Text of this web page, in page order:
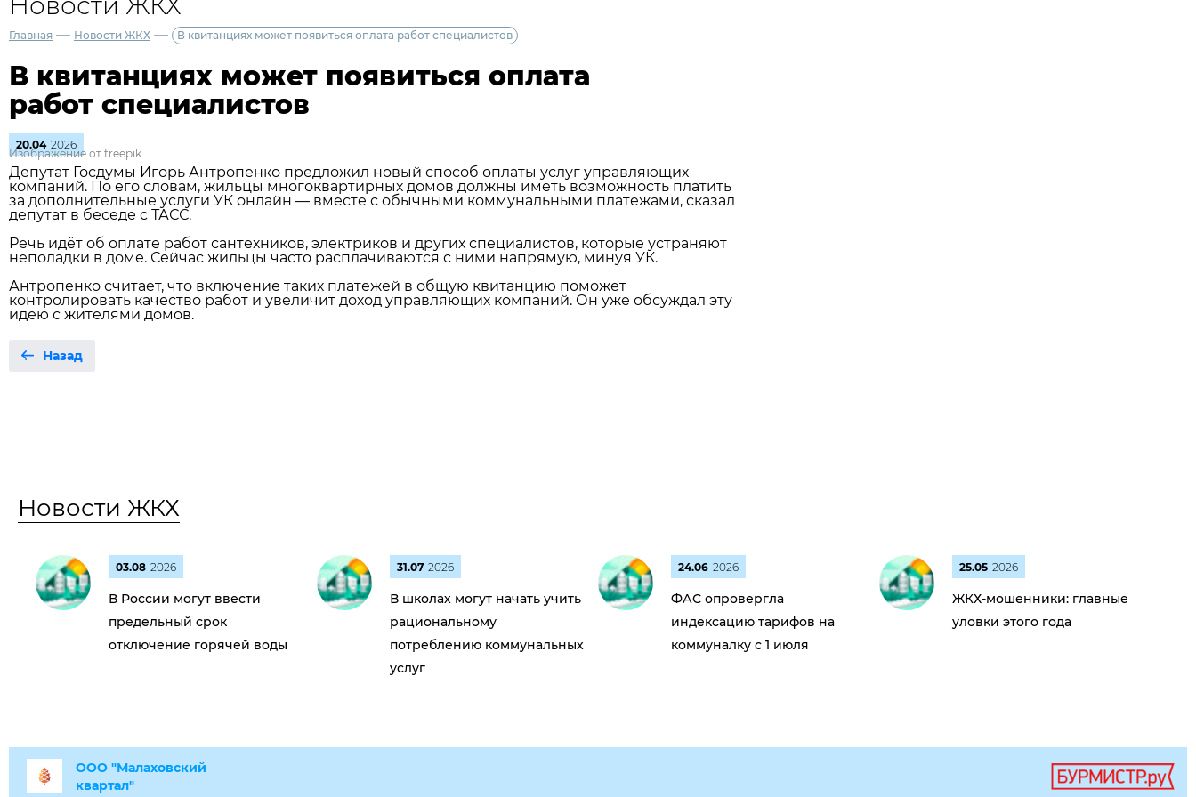
Главная — Новости ЖКХ — В квитанциях может появиться оплата работ специалистов
В квитанциях может появиться оплата
работ специалистов
20.04 2026
Изображение от freepik
Депутат Госдумы Игорь Антропенко предложил новый способ оплаты услуг управляющих
компаний. По его словам, жильцы многоквартирных домов должны иметь возможность платить
за дополнительные услуги УК онлайн — вместе с обычными коммунальными платежами, сказал
депутат в беседе с ТАСС.
Речь идёт об оплате работ сантехников, электриков и других специалистов, которые устраняют
неполадки в доме. Сейчас жильцы часто расплачиваются с ними напрямую, минуя УК.
Антропенко считает, что включение таких платежей в общую квитанцию поможет
контролировать качество работ и увеличит доход управляющих компаний. Он уже обсуждал эту
идею с жителями домов.
Назад
Новости ЖКХ
03.08 2026
В России могут ввести
предельный срок
отключение горячей воды
31.07 2026
В школах могут начать учить
рациональному
потреблению коммунальных
услуг
24.06 2026
ФАС опровергла
индексацию тарифов на
коммуналку с 1 июля
25.05 2026
ЖКХ-мошенники: главные
уловки этого года
ООО "Малаховский
квартал"